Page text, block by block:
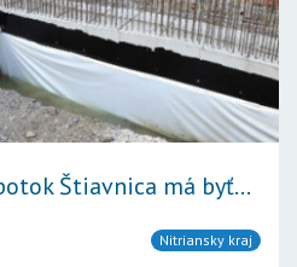
Štiavnica má byť...
Nitriansky kraj